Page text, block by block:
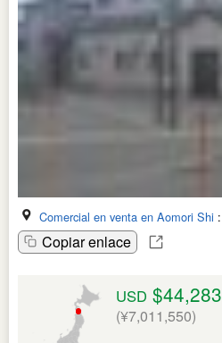
Comercial en venta en Aomori Shi :
Copiar enlace
USD $44,283
(¥7,011,550)